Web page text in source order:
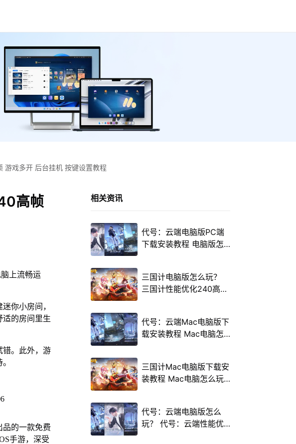
游戏多开 后台挂机 按键设置教程
高帧
上流畅运
你小房间，
适的房间里生
错。此外，游
品的一款免费
手游，深受
相关资讯
代号：云端电脑版PC端
下载安装教程 电脑版怎
三国计电脑版怎么玩？
三国计性能优化240高帧
代号：云端Mac电脑版下
载安装教程 Mac电脑怎
三国计Mac电脑版下载安
装教程 Mac电脑怎么玩
代号：云端电脑版怎么
玩？ 代号：云端性能优